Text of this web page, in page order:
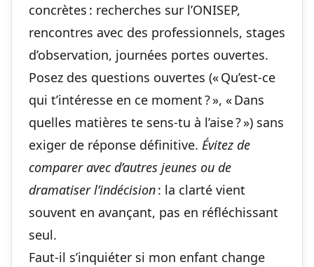
concrètes : recherches sur l’ONISEP,
rencontres avec des professionnels, stages
d’observation, journées portes ouvertes.
Posez des questions ouvertes (« Qu’est-ce
qui t’intéresse en ce moment ? », « Dans
quelles matières te sens-tu à l’aise ? ») sans
exiger de réponse définitive. Évitez de
comparer avec d’autres jeunes ou de
dramatiser l’indécision: la clarté vient
souvent en avançant, pas en réfléchissant
seul.
Faut-il s’inquiéter si mon enfant change